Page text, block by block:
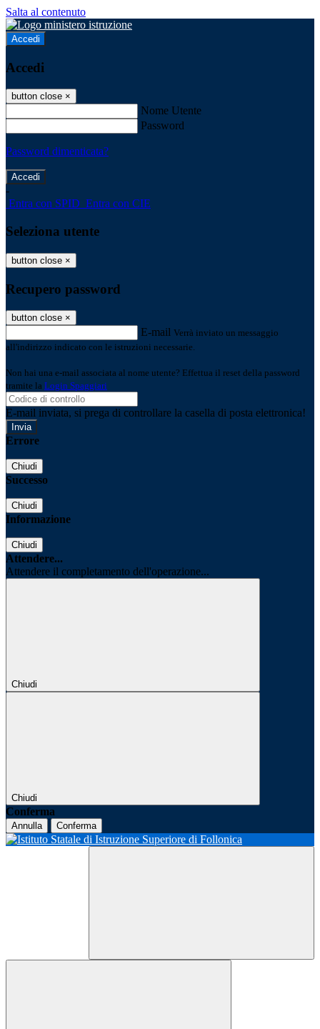
Salta al contenuto
Accedi
Accedi
button close ×
Nome Utente
Password
Password dimenticata?
-
Entra con SPID Entra con CIE
Seleziona utente
button close ×
Recupero password
button close ×
E-mail Verrà inviato un messaggio
all'indirizzo indicato con le istruzioni necessarie.
Non hai una e-mail associata al nome utente? Effettua il reset della password
tramite la Login Spaggiari
E-mail inviata, si prega di controllare la casella di posta elettronica!
Errore
Chiudi
Successo
Chiudi
Informazione
Chiudi
Attendere...
Attendere il completamento dell'operazione...
Chiudi
Chiudi
Conferma
Annulla Conferma